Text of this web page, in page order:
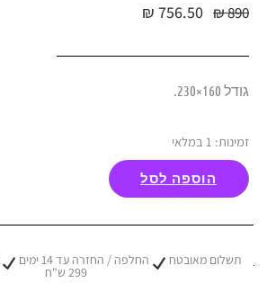
₪890
₪ 756.50
גודל 160×230.
זמינות: 1 במלאי
כמות
של
שטיח
הוספה לסל
תשלום מאובטח החלפה / החזרה עד 14 ימים
299 ש"ח